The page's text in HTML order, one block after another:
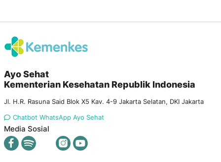
Ayo Sehat
Kementerian Kesehatan Republik Indonesia
Jl. H.R. Rasuna Said Blok X5 Kav. 4-9 Jakarta Selatan, DKI Jakarta
Chatbot WhatsApp Ayo Sehat
Media Sosial